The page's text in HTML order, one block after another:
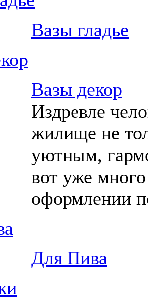
Вазы гладье
Вазы декор
Издревле
жилище не
уютным,
вот уже
оформлении
Для Пива